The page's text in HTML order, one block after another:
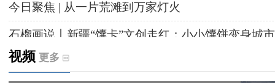
今日聚焦 | 从一片荒滩到万家灯火
石榴画说丨新疆“馕卡”文创走红：小小馕饼变身城
天山观察丨暑期AI研学热，孩子们究竟学到什么
视频 更多